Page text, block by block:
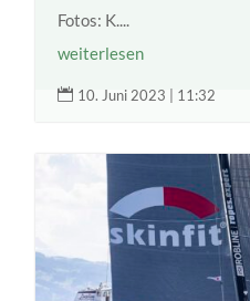
Fotos: K....
weiterlesen
 10. Juni 2023 | 11:32